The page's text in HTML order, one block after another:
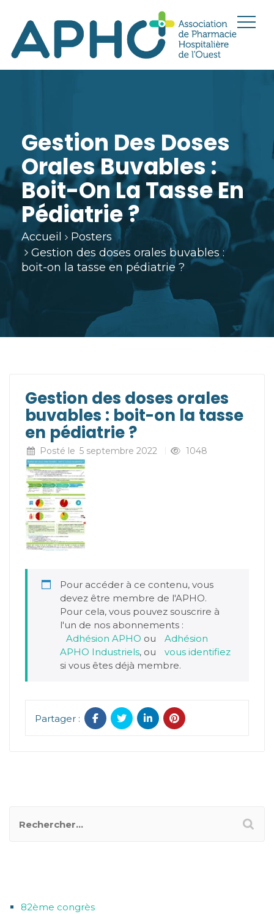
Gestion Des Doses
Orales Buvables :
Boit-On La Tasse En
Pédiatrie ?
Accueil
Posters
Gestion des doses orales buvables :
boit-on la tasse en pédiatrie ?
Gestion des doses orales
buvables : boit-on la tasse
en pédiatrie ?
Posté le 5 septembre 2022 1048
Pour accéder à ce contenu, vous
devez être membre de l'APHO.
Pour cela, vous pouvez souscrire à
l'un de nos abonnements :
Adhésion APHO ou
Adhésion
APHO Industriels, ou
vous identifiez
si vous êtes déjà membre.
Partager :
82ème congrès